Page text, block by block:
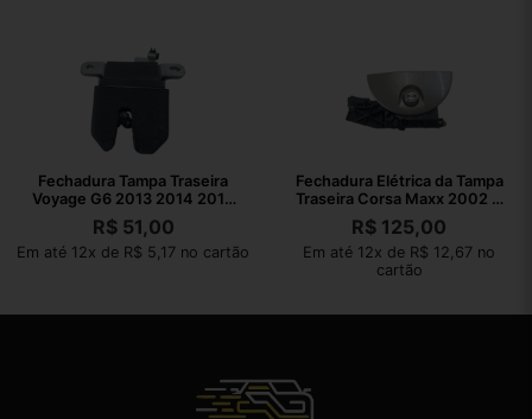
Fechadura Tampa Traseira
Voyage G6 2013 2014 2015
2016
R$51,00
Em até 12x de R$ 5,17 no cartão
Fechadura Elétrica da Tampa
Traseira Corsa Maxx 2002 A
2012
R$ 125,00
Em até 12x de R$ 12,67 no
cartão